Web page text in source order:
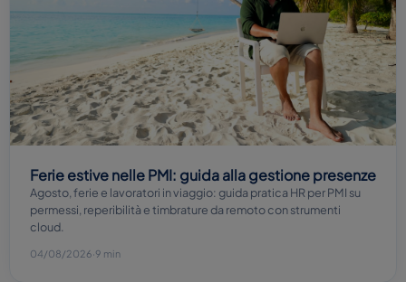
Ferie estive nelle PMI: guida alla gestione presenze
Agosto, ferie e lavoratori in viaggio: guida pratica HR per PMI su
permessi, reperibilità e timbrature da remoto con strumenti
cloud.
04/08/2026·9 min